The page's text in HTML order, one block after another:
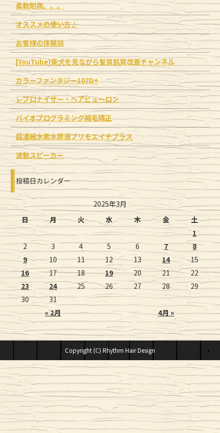
柔軟剤病。。。
オススメの使い方♪
お客様の体験談
[YouTube]柴犬を見ながら髪質肌質改善チャンネル
カラーファンタジー107D+
レプロナイザー・ヘアビューロン
バイオプログラミング縮毛矯正
超濃縮水素水原液プリモエイチプラス
波動スピーカー
投稿日カレンダー
2025年3月
日
月 火 水 木 金 土
« 2月 4月 »
1
2
3 4 5 6 7
8
9
10 11 12 13 14
15
16
17 18 19 20 21
22
23
24 25 26 27 28
29
30
31
Copyright (C) Rhythm Hair Design